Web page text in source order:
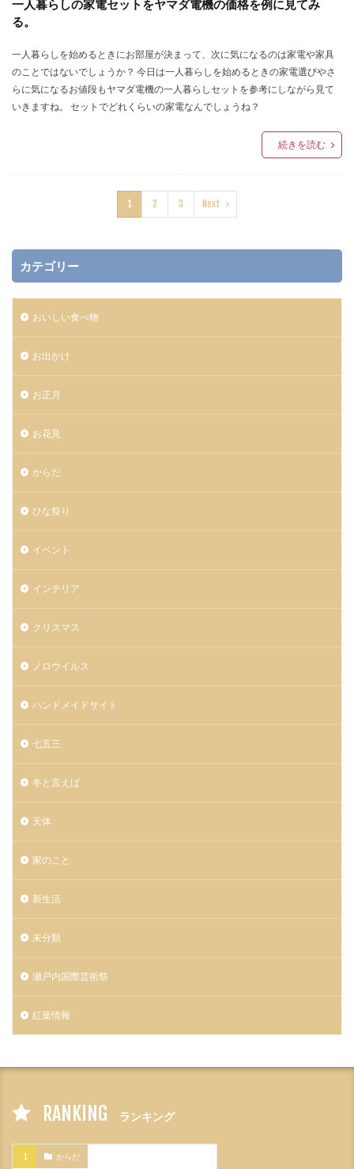
一人暮らしの家電セットをヤマダ電機の価格を例に見てみ
る。
一人暮らしを始めるときにお部屋が決まって、次に気になるのは家電や家具
のことではないでしょうか？ 今日は一人暮らしを始めるときの家電選びやさ
らに気になるお値段もヤマダ電機の一人暮らしセットを参考にしながら見て
いきますね。 セットでどれくらいの家電なんでしょうね？
続きを読む
1 2 3 Next
カテゴリー
おいしい食べ物
お出かけ
お正月
お花見
からだ
ひな祭り
イベント
インテリア
クリスマス
ノロウイルス
ハンドメイドサイト
七五三
冬と言えば
天体
家のこと
新生活
未分類
瀬戸内国際芸術祭
紅葉情報
RANKING ランキング
からだ